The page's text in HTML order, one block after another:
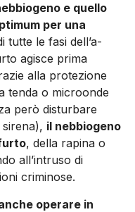
e quello
per una
tutte le fasi dell’a­
agisce prima
alla prote­zione
tenda o microonde
però disturbare
il nebbiogeno
, della rapina o
all’intruso di
criminose.
operare in